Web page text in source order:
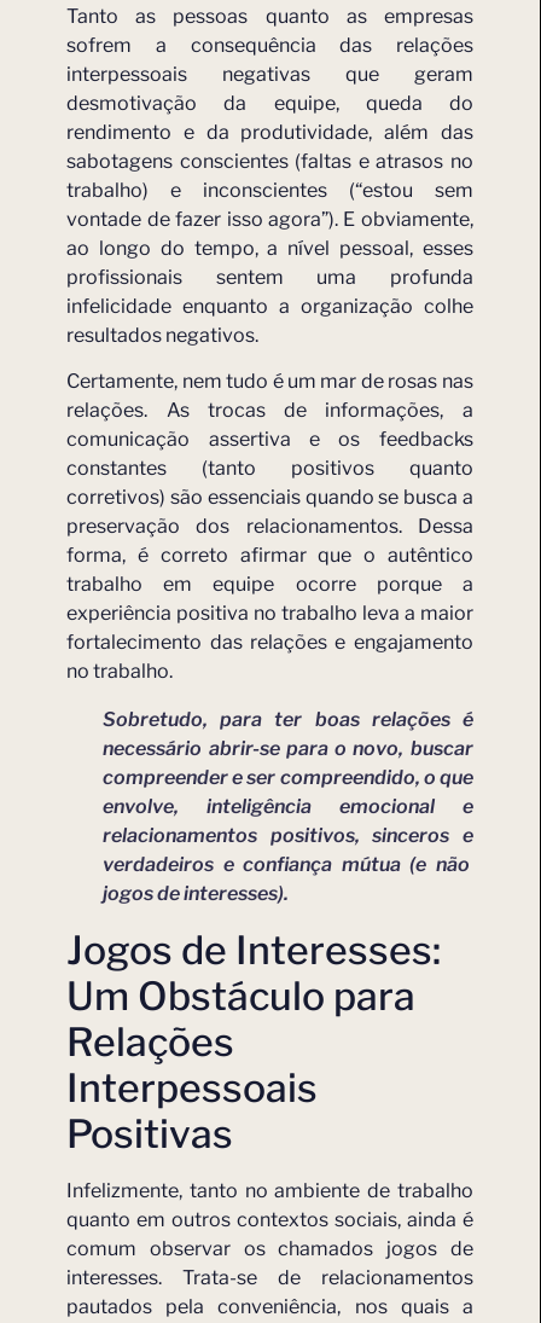
Tanto as pessoas quanto as empresas
sofrem a consequência das relações
interpessoais negativas que geram
desmotivação da equipe, queda do
rendimento e da produtividade, além das
sabotagens conscientes (faltas e atrasos no
trabalho) e inconscientes (“estou sem
vontade de fazer isso agora”). E obviamente,
ao longo do tempo, a nível pessoal, esses
profissionais sentem uma profunda
infelicidade enquanto a organização colhe
resultados negativos.
Certamente, nem tudo é um mar de rosas nas
relações. As trocas de informações, a
comunicação assertiva e os feedbacks
constantes (tanto positivos quanto
corretivos) são essenciais quando se busca a
preservação dos relacionamentos. Dessa
forma, é correto afirmar que o autêntico
trabalho em equipe ocorre porque a
experiência positiva no trabalho leva a maior
fortalecimento das relações e engajamento
no trabalho.
Sobretudo, para ter boas relações é
necessário abrir-se para o novo, buscar
compreender e ser compreendido, o que
envolve, inteligência emocional e
relacionamentos positivos, sinceros e
verdadeiros e confiança mútua (e não
jogos de interesses).
Jogos de Interesses:
Um Obstáculo para
Relações
Interpessoais
Positivas
Infelizmente, tanto no ambiente de trabalho
quanto em outros contextos sociais, ainda é
comum observar os chamados jogos de
interesses. Trata-se de relacionamentos
pautados pela conveniência, nos quais a